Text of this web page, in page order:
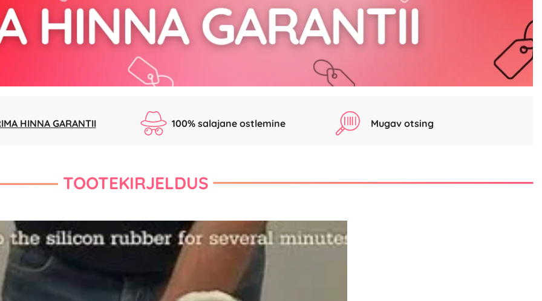
HINNA GARANTII 100% salajane ostlemine Mugav otsing
TOOTEKIRJELDUS